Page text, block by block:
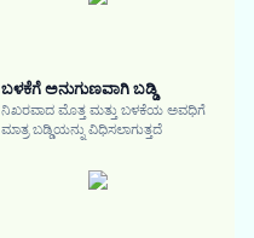
ಬಳಕೆಗೆ ಅನುಗುಣವಾಗಿ ಬಡ್ಡಿ
ನಿಖರವಾದ ಮೊತ್ತ ಮತ್ತು ಬಳಕೆಯ ಅವಧಿಗೆ
ಮಾತ್ರ ಬಡ್ಡಿಯನ್ನು ವಿಧಿಸಲಾಗುತ್ತದೆ